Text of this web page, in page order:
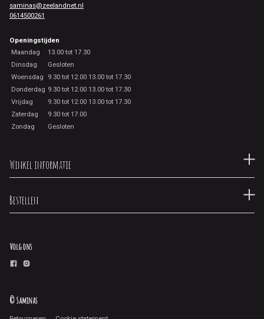
saminas@zeelandnet.nl
0614500261
Openingstijden
Maandag
13.00 tot 17.30
Dinsdag
Gesloten
Woensdag
9.30 tot 12.00 13.00 tot 17.30
Donderdag 9.30 tot 12.00 13.00 tot 17.30
Vrijdag
9.30 tot 12.00 13.00 tot 17.30
Zaterdag
9.30 tot 17.00
Zondag
Gesloten
Winkel informatie
Bestellen
Volg ons
© Saminas